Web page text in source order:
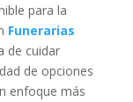
para la
Funerarias
de cuidar
de opciones
enfoque más